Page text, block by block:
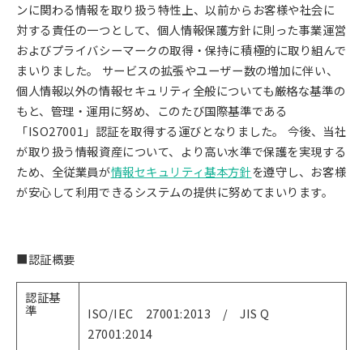
ンに関わる情報を取り扱う特性上、以前からお客様や社会に
対する責任の一つとして、個人情報保護方針に則った事業運営
およびプライバシーマークの取得・保持に積極的に取り組んで
まいりました。 サービスの拡張やユーザー数の増加に伴い、
個人情報以外の情報セキュリティ全般についても厳格な基準の
もと、管理・運用に努め、このたび国際基準である
「ISO27001」認証を取得する運びとなりました。 今後、当社
が取り扱う情報資産について、より高い水準で保護を実現する
ため、全従業員が情報セキュリティ基本方針を遵守し、お客様
が安心して利用できるシステムの提供に努めてまいります。
■認証概要
認証基
準
ISO/IEC 27001:2013 / JIS Q
27001:2014